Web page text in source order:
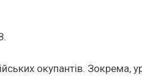
окупантів.